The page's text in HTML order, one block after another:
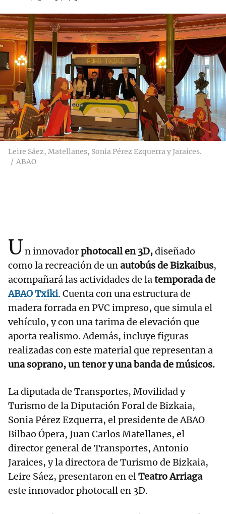
Leire Sáez, Matellanes, Sonia Pérez Ezquerra y Jaraices.
ABAO
Un innovadorphotocall en 3D,diseñado
como la recreación de unautobús de Bizkaibus,
acompañará las actividades de latemporada de
ABAO Txiki. Cuenta con una estructura de
madera forrada en PVC impreso, que simula el
vehículo, y con una tarima de elevación que
aporta realismo. Además, incluye figuras
realizadas con este material que representan a
una soprano, un tenor y una banda de músicos.
La diputada de Transportes, Movilidad y
Turismo de la Diputación Foral de Bizkaia,
Sonia Pérez Ezquerra, el presidente de ABAO
Bilbao Ópera, Juan Carlos Matellanes, el
director general de Transportes, Antonio
Jaraices, y la directora de Turismo de Bizkaia,
Leire Sáez, presentaron en elTeatro Arriaga
este innovador photocall en 3D.